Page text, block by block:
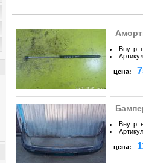
Внутр.
Артикул
цена:
Внутр.
Артикул
цена: